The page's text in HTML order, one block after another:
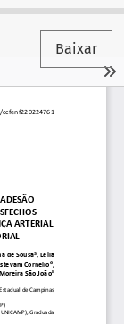
Baixar